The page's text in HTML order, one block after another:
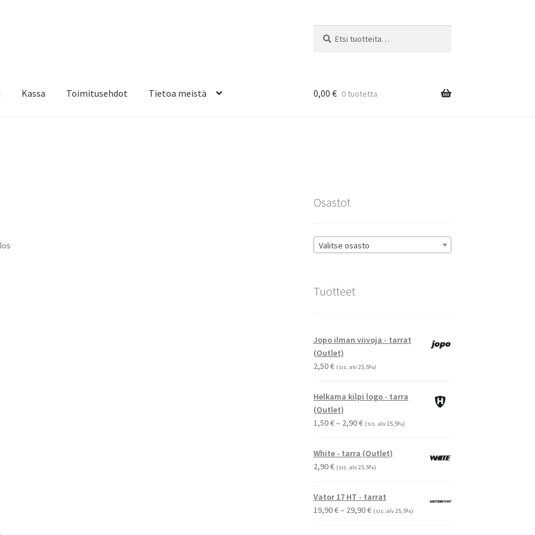
Kassa Toimitusehdot Tietoa meistä
& teippausten poisto
0,00 € 0 tuotetta
Osastot
Valitse osasto
Tuotteet
Jopo ilman viivoja - tarrat
(Outlet)
2,50€ (sis. alv 25,5%)
Helkama kilpi logo - tarra
(Outlet)
1,50€– 2,90€Hintaluokka:
-
(sis. alv 25,5%)
White - tarra (Outlet)
2,90€ (sis. alv 25,5%)
Vator 17 HT - tarrat
19,90€– 29,90€Hintaluokka:
(sis. alv 25,5%)